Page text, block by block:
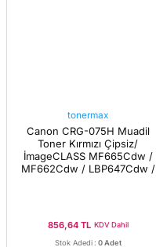
tonermax
Canon CRG-075H Muadil
Toner Kırmızı Çipsiz/
İmageCLASS MF665Cdw /
MF662Cdw / LBP647Cdw /
856,64 TL KDV Dahil
Stok Adedi : 0 Adet